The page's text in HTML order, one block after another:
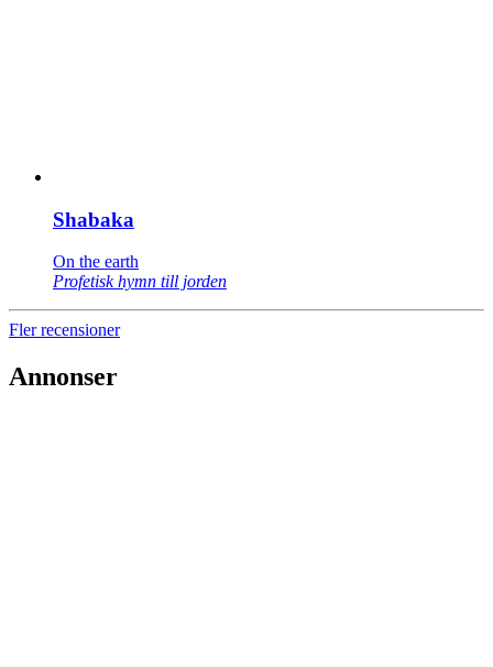
Shabaka
On the earth
Profetisk hymn till jorden
Fler recensioner
Annonser